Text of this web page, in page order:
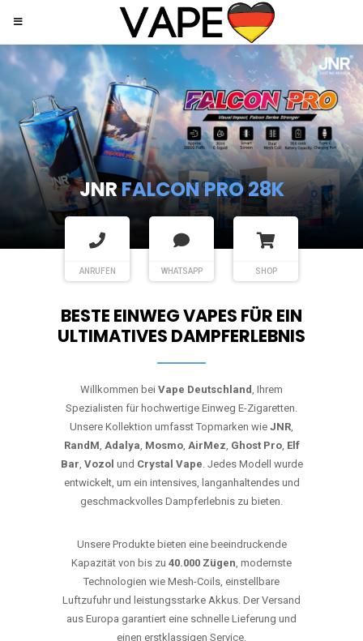
JNRSHISHA HOOKAH MAX
ANRUFEN WHATSAPP SHOP
BESTE EINWEG VAPES FÜR EIN
ULTIMATIVES DAMPFERLEBNIS
Willkommen bei Vape Deutschland, Ihrem
Spezialisten für hochwertige Einweg E-Zigaretten.
Unsere Kollektion umfasst Topmarken wie JNR,
RandM, Adalya, Mosmo, AirMez, Ghost Pro, Elf
Bar, Vozol und Crystal Vape. Jedes Modell wurde
entwickelt, um ein intensives, langanhaltendes und
geschmackvolles Dampferlebnis zu bieten.
Unsere Produkte bieten eine beeindruckende
Kapazität von bis zu 40.000 Zügen, modernste
Technologien wie Mesh-Coils, einstellbare
Luftzufuhr und leistungsstarke Akkus. Der Versand
aus Europa garantiert eine schnelle Lieferung und
einen erstklassigen Service.